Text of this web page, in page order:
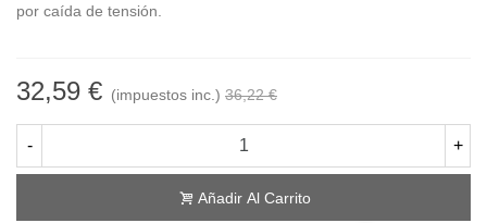
por caída de tensión.
32,59 € (impuestos inc.) 36,22 €
- +
Añadir Al Carrito